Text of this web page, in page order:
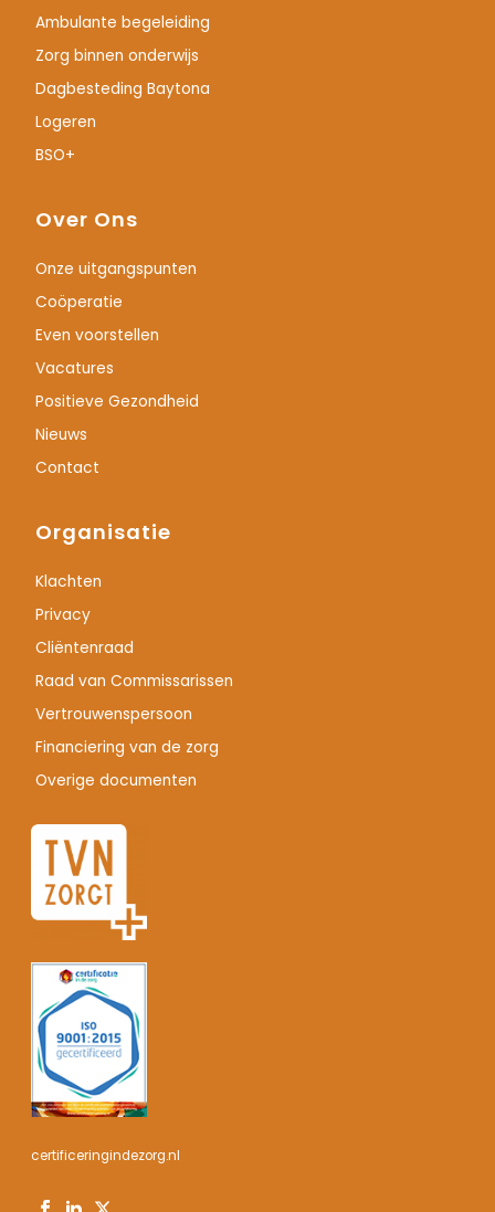
Ambulante begeleiding
Zorg binnen onderwijs
Dagbesteding Baytona
Logeren
BSO+
Over Ons
Onze uitgangspunten
Coöperatie
Even voorstellen
Vacatures
Positieve Gezondheid
Nieuws
Contact
Organisatie
Klachten
Privacy
Cliëntenraad
Raad van Commissarissen
Vertrouwenspersoon
Financiering van de zorg
Overige documenten
certificeringindezorg.nl